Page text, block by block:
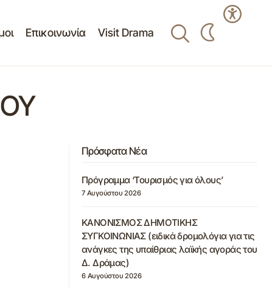
Επικοινωνία Visit Drama
Πρόσφατα Νέα
Πρόγραμμα ‘Τουρισμός για όλους’
7 Αυγούστου 2026
ΚΑΝΟΝΙΣΜΟΣ ΔΗΜΟΤΙΚΗΣ
ΣΥΓΚΟΙΝΩΝΙΑΣ (ειδικά δρομολόγια για τις
ανάγκες της υπαίθριας λαϊκής αγοράς του
Δ. Δράμας)
6 Αυγούστου 2026